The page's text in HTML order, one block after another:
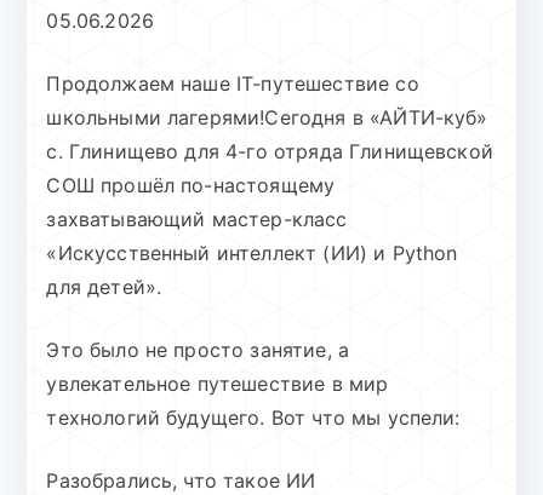
05.06.2026
Продолжаем наше IT-путешествие со
школьными лагерями!Сегодня в «АЙТИ-куб»
с. Глинищево для 4-го отряда Глинищевской
СОШ прошёл по-настоящему
захватывающий мастер-класс
«Искусственный интеллект (ИИ) и Python
для детей».
Это было не просто занятие, а
увлекательное путешествие в мир
технологий будущего. Вот что мы успели:
Разобрались, что такое ИИ